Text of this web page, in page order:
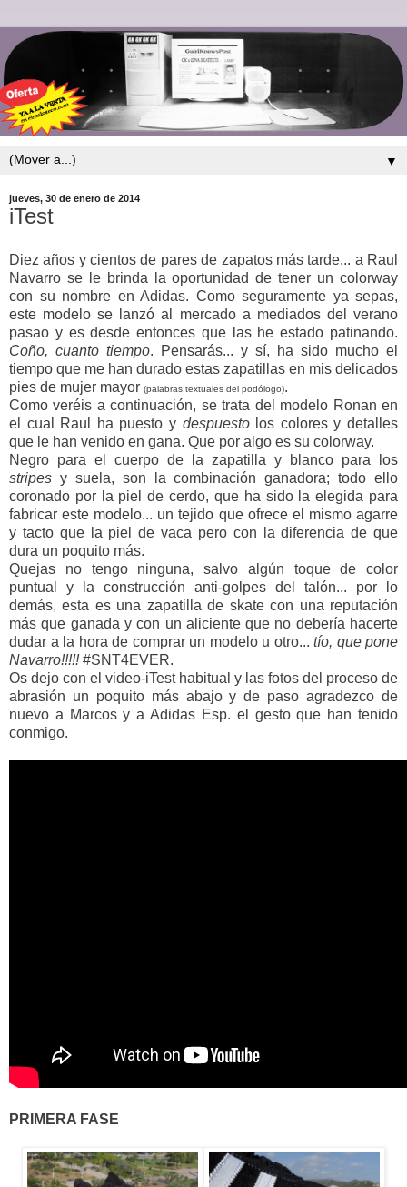
▼
jueves, 30 de enero de 2014
iTest
Diez años y cientos de pares de zapatos más tarde... a Raul
Navarro se le brinda la oportunidad de tener un colorway
con su nombre en Adidas. Como seguramente ya sepas,
este modelo se lanzó al mercado a mediados del verano
pasao y es desde entonces que las he estado patinando.
Coño, cuanto tiempo. Pensarás... y sí, ha sido mucho el
tiempo que me han durado estas zapatillas en mis delicados
pies de mujer mayor (palabras textuales del podólogo).
Como veréis a continuación, se trata del modelo Ronan en
el cual Raul ha puesto y despuestolos colores y detalles
que le han venido en gana. Que por algo es su colorway.
Negro para el cuerpo de la zapatilla y blanco para los
stripes y suela, son la combinación ganadora; todo ello
coronado por la piel de cerdo, que ha sido la elegida para
fabricar este modelo... un tejido que ofrece el mismo agarre
y tacto que la piel de vaca pero con la diferencia de que
dura un poquito más.
Quejas no tengo ninguna, salvo algún toque de color
puntual y la construcción anti-golpes del talón... por lo
demás, esta es una zapatilla de skate con una reputación
más que ganada y con un aliciente que no debería hacerte
dudar a la hora de comprar un modelo u otro... tío, que pone
Navarro!!!!!#SNT4EVER.
Os dejo con el video-iTest habitual y las fotos del proceso de
abrasión un poquito más abajo y de paso agradezco de
nuevo a Marcos y a Adidas Esp. el gesto que han tenido
conmigo.
PRIMERA FASE